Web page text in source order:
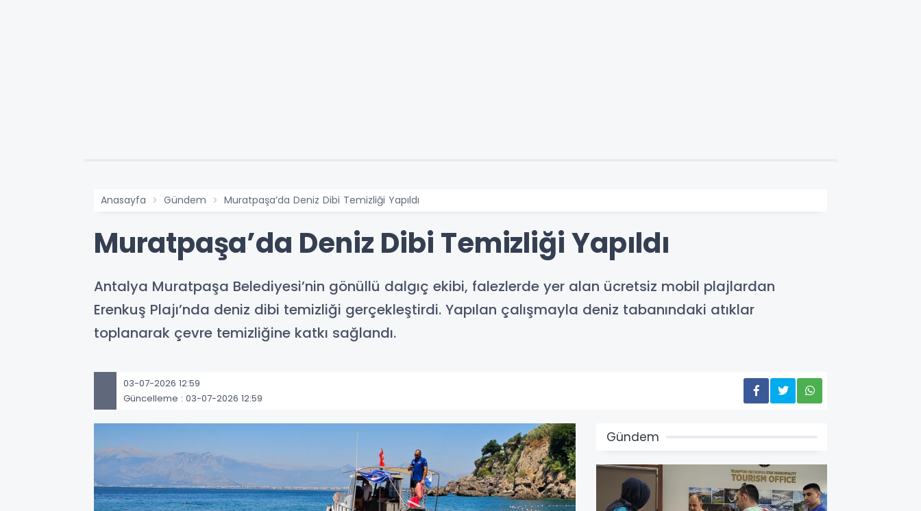
Anasayfa Gündem Muratpaşa’da Deniz Dibi Temizliği Yapıldı
Muratpaşa’da Deniz Dibi Temizliği Yapıldı
Antalya Muratpaşa Belediyesi’nin gönüllü dalgıç ekibi, falezlerde yer alan ücretsiz mobil plajlardan
Erenkuş Plajı’nda deniz dibi temizliği gerçekleştirdi. Yapılan çalışmayla deniz tabanındaki atıklar
toplanarak çevre temizliğine katkı sağlandı.
03-07-2026 12:59
Güncelleme : 03-07-2026 12:59
Gündem